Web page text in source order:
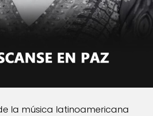
la música latinoamericana